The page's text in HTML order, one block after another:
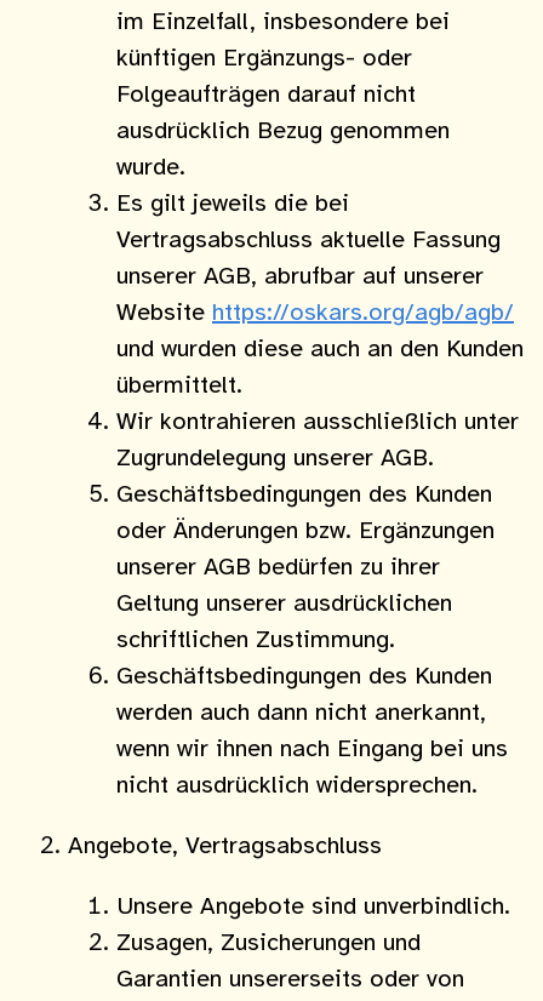
im Einzelfall, insbesondere bei
künftigen Ergänzungs- oder
Folgeaufträgen darauf nicht
ausdrücklich Bezug genommen
wurde.
Es gilt jeweils die bei
Vertragsabschluss aktuelle Fassung
unserer AGB, abrufbar auf unserer
Website https://oskars.org/agb/agb/
und wurden diese auch an den Kunden
übermittelt.
Wir kontrahieren ausschließlich unter
Zugrundelegung unserer AGB.
Geschäftsbedingungen des Kunden
oder Änderungen bzw. Ergänzungen
unserer AGB bedürfen zu ihrer
Geltung unserer ausdrücklichen
schriftlichen Zustimmung.
Geschäftsbedingungen des Kunden
werden auch dann nicht anerkannt,
wenn wir ihnen nach Eingang bei uns
nicht ausdrücklich widersprechen.
Angebote, Vertragsabschluss
Unsere Angebote sind unverbindlich.
Zusagen, Zusicherungen und
Garantien unsererseits oder von